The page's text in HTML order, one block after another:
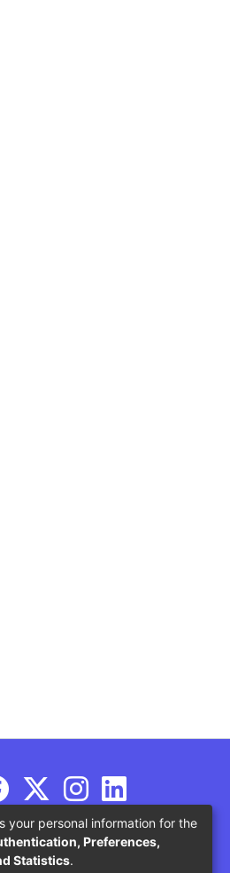
your personal information for the
Preferences,
Statistics.